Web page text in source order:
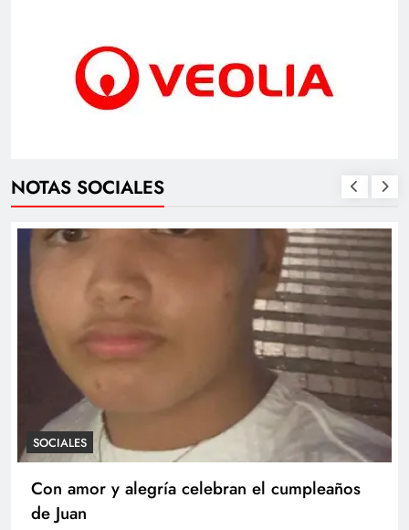
NOTAS SOCIALES
SOCIALES
Con amor y alegría celebran el cumpleaños
de Juan